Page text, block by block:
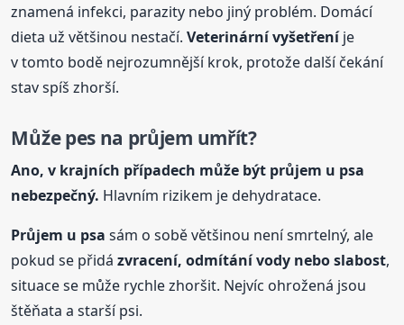
znamená infekci, parazity nebo jiný problém. Domácí
dieta už většinou nestačí.Veterinární vyšetřeníje
v tomto bodě nejrozumnější krok, protože další čekání
stav spíš zhorší.
Může pes na průjem umřít?
Ano, v krajních případech může být průjem u psa
nebezpečný. Hlavním rizikem je dehydratace.
Průjem u psa sám o sobě většinou není smrtelný, ale
pokud se přidázvracení, odmítání vody nebo slabost,
situace se může rychle zhoršit. Nejvíc ohrožená jsou
štěňata a starší psi.